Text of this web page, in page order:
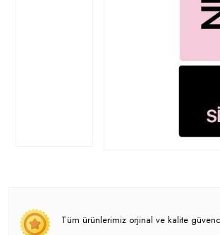
Tüm ürünlerimiz orjinal ve kalite